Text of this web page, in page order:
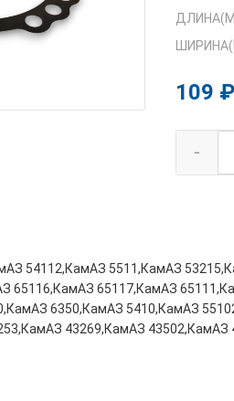
109 ₽
-
54112,КамАЗ 5511,КамАЗ
65116,КамАЗ 65117,КамАЗ
6350,КамАЗ 5410,КамАЗ
43269,КамАЗ 43502,КамАЗ